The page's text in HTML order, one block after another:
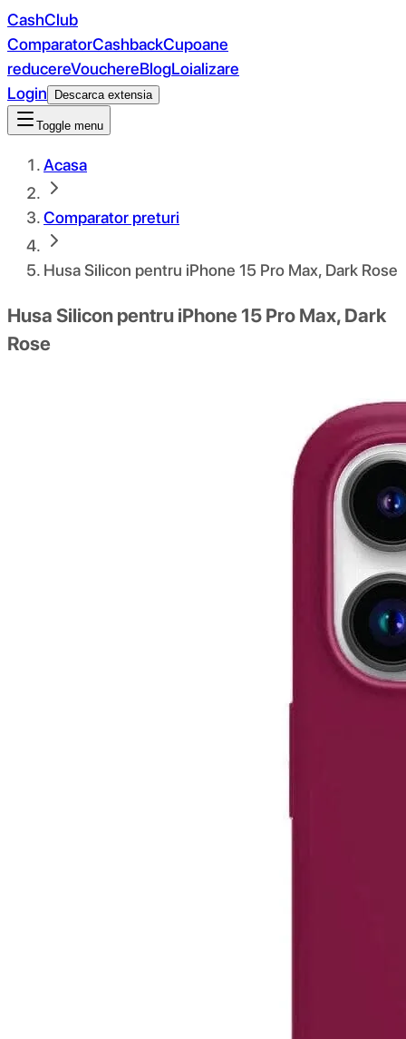
CashClub
ComparatorCashbackCupoane
reducereVouchereBlogLoializare
Login
Descarca extensia
Toggle menu
Acasa
Comparator preturi
Husa Silicon pentru iPhone 15 Pro Max, Dark Rose
Husa Silicon pentru iPhone 15 Pro Max, Dark
Rose